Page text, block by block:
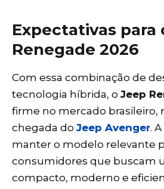
Expectativas para
Renegade 2026
Com essa combinação de
tecnologia híbrida, oJeep
firme no mercado brasileiro,
chegada doJeep Avenger.
manter o modelo relevante
consumidores que buscam
compacto, moderno e